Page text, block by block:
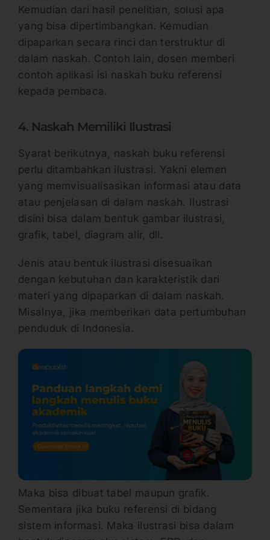
Kemudian dari hasil penelitian, solusi apa
yang bisa dipertimbangkan. Kemudian
dipaparkan secara rinci dan terstruktur di
dalam naskah. Contoh lain, dosen memberi
contoh aplikasi isi naskah buku referensi
kepada pembaca.
4. Naskah Memiliki Ilustrasi
Syarat berikutnya, naskah buku referensi
perlu ditambahkan ilustrasi. Yakni elemen
yang memvisualisasikan informasi atau data
atau penjelasan di dalam naskah. Ilustrasi
disini bisa dalam bentuk gambar ilustrasi,
grafik, tabel, diagram alir, dll.
Jenis atau bentuk ilustrasi disesuaikan
dengan kebutuhan dan karakteristik dari
materi yang dipaparkan di dalam naskah.
Misalnya, jika memberikan data pertumbuhan
penduduk di Indonesia.
Maka bisa dibuat tabel maupun grafik.
Sementara jika buku referensi di bidang
sistem informasi. Maka ilustrasi bisa dalam